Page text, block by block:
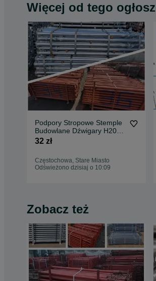
Więcej od tego
Podpory Stropowe Stemple
Budowlane Dźwigary H20
Głowice Krzyżowe Doki
Szalunkowe szalunki
budowlane
32 zł
Częstochowa, Stare Miasto
Odświeżono dzisiaj o 10:09
Zobacz też